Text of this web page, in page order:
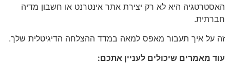
האסטרטגיה היא לא רק יצירת אתר אינטרנט או חשבון מדיה
חברתית.
זה על איך תעבור מאפס למאה במדד ההצלחה הדיגיטלית שלך.
עוד מאמרים שיכולים לעניין אתכם: